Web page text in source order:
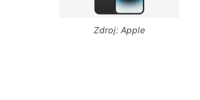
Zdroj: Apple